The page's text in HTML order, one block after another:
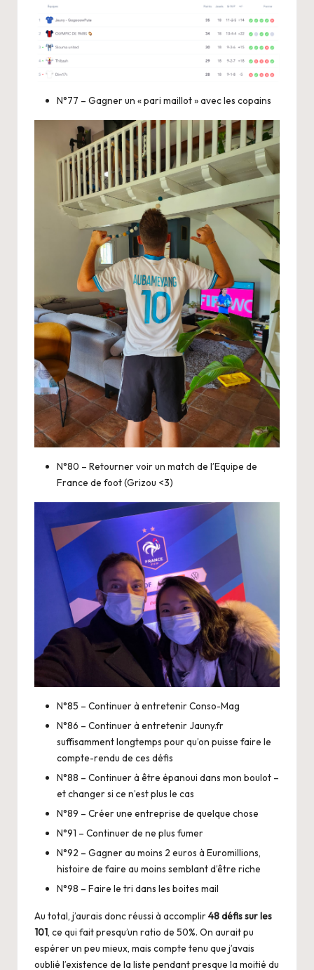
N°77 – Gagner un « pari maillot » avec les copains
N°80 – Retourner voir un match de l’Equipe de
France de foot (Grizou <3)
N°85 – Continuer à entretenirConso-Mag
N°86 – Continuer à entretenir Jauny.fr
suffisamment longtemps pour qu’on puisse faire le
compte-rendu de ces défis
N°88 – Continuer à être épanoui dans mon boulot –
et changer si ce n’est plus le cas
N°89 – Créer une entreprise de quelque chose
N°91 – Continuer de ne plus fumer
N°92 – Gagner au moins 2 euros à Euromillions,
histoire de faire au moins semblant d’être riche
N°98 – Faire le tri dans les boites mail
Au total, j’aurais donc réussi à accomplir48 défis sur les
101, ce qui fait presqu’un ratio de 50%. On aurait pu
espérer un peu mieux, mais compte tenu que j’avais
oublié l’existence de la liste pendant presque la moitié du